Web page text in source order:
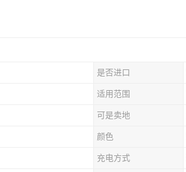
是否进口
适用范围
可是卖地
颜色
充电方式